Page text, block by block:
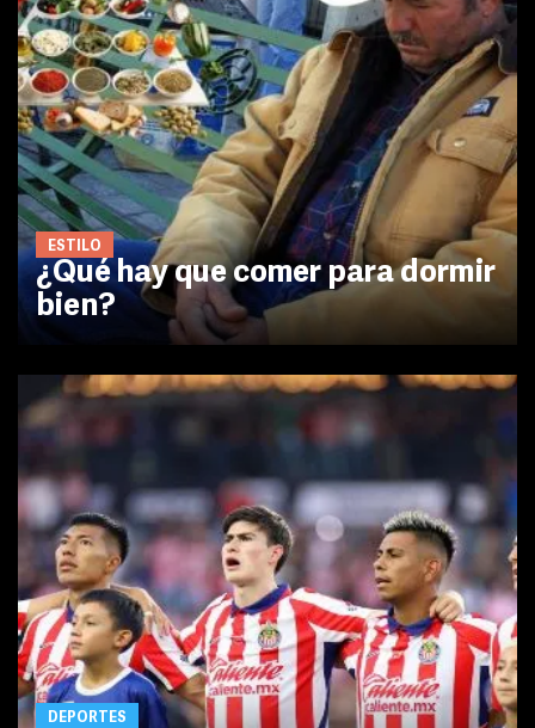
ESTILO
¿Qué hay que comer para dormir
bien?
DEPORTES